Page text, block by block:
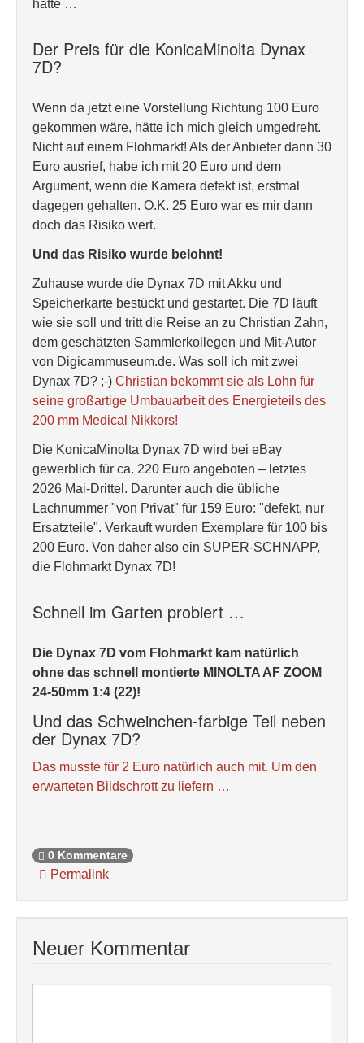
hatte …
Der Preis für die KonicaMinolta Dynax
7D?
Wenn da jetzt eine Vorstellung Richtung 100 Euro
gekommen wäre, hätte ich mich gleich umgedreht.
Nicht auf einem Flohmarkt! Als der Anbieter dann 30
Euro ausrief, habe ich mit 20 Euro und dem
Argument, wenn die Kamera defekt ist, erstmal
dagegen gehalten. O.K. 25 Euro war es mir dann
doch das Risiko wert.
Und das Risiko wurde belohnt!
Zuhause wurde die Dynax 7D mit Akku und
Speicherkarte bestückt und gestartet. Die 7D läuft
wie sie soll und tritt die Reise an zu Christian Zahn,
dem geschätzten Sammlerkollegen und Mit-Autor
von Digicammuseum.de. Was soll ich mit zwei
Dynax 7D? ;-) Christian bekommt sie als Lohn für
seine großartige Umbauarbeit des Energieteils des
200 mm Medical Nikkors!
Die KonicaMinolta Dynax 7D wird bei eBay
gewerblich für ca. 220 Euro angeboten – letztes
2026 Mai-Drittel. Darunter auch die übliche
Lachnummer "von Privat" für 159 Euro: "defekt, nur
Ersatzteile". Verkauft wurden Exemplare für 100 bis
200 Euro. Von daher also ein SUPER-SCHNAPP,
die Flohmarkt Dynax 7D!
Schnell im Garten probiert …
Die Dynax 7D vom Flohmarkt kam natürlich
ohne das schnell montierte MINOLTA AF ZOOM
24-50mm 1:4 (22)!
Und das Schweinchen-farbige Teil neben
der Dynax 7D?
Das musste für 2 Euro natürlich auch mit. Um den
erwarteten Bildschrott zu liefern …
0 Kommentare
Permalink
Neuer Kommentar